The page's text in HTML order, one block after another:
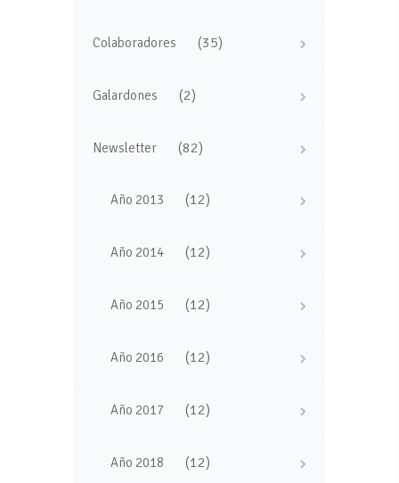
Colaboradores (35)
Galardones (2)
Newsletter (82)
Año 2013 (12)
Año 2014 (12)
Año 2015 (12)
Año 2016 (12)
Año 2017 (12)
Año 2018 (12)